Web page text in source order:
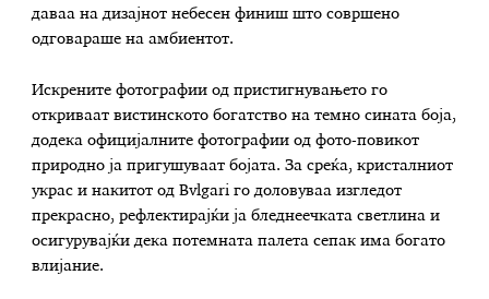
даваа на дизајнот небесен финиш што совршено
одговараше на амбиентот.
Искрените фотографии од пристигнувањето го
откриваат вистинското богатство на темно сината боја,
додека официјалните фотографии од фото-повикот
природно ја пригушуваат бојата. За среќа, кристалниот
украс и накитот од Bvlgari го доловуваа изгледот
прекрасно, рефлектирајќи ја бледнеечката светлина и
осигурувајќи дека потемната палета сепак има богато
влијание.